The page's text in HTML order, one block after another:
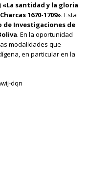
«La santidad y la gloria
1670-1709». Esta
Investigaciones de
. En la oportunidad
modalidades que
en particular en la
dqn